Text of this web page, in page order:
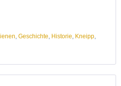
, Geschichte, Historie, Kneipp,